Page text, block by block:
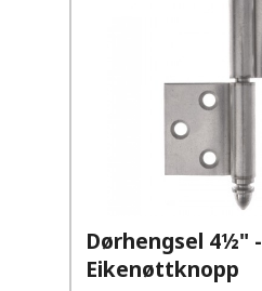
Dørhengsel 4½" -
Eikenøttknopp